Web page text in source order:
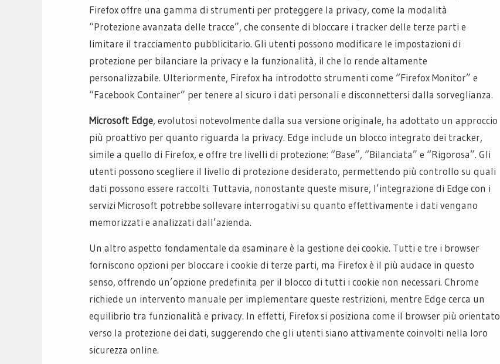
Firefox offre una gamma di strumenti per proteggere la privacy, come la modalità
“Protezione avanzata delle tracce”, che consente di bloccare i tracker delle terze parti e
limitare il tracciamento pubblicitario. Gli utenti possono modificare le impostazioni di
protezione per bilanciare la privacy e la funzionalità, il che lo rende altamente
personalizzabile. Ulteriormente, Firefox ha introdotto strumenti come “Firefox Monitor” e
“Facebook Container” per tenere al sicuro i dati personali e disconnettersi dalla sorveglianza.
Microsoft Edge, evolutosi notevolmente dalla sua versione originale, ha adottato un approccio
più proattivo per quanto riguarda la privacy. Edge include un blocco integrato dei tracker,
simile a quello di Firefox, e offre tre livelli di protezione: “Base”, “Bilanciata” e “Rigorosa”. Gli
utenti possono scegliere il livello di protezione desiderato, permettendo più controllo su quali
dati possono essere raccolti. Tuttavia, nonostante queste misure, l’integrazione di Edge con i
servizi Microsoft potrebbe sollevare interrogativi su quanto effettivamente i dati vengano
memorizzati e analizzati dall’azienda.
Un altro aspetto fondamentale da esaminare è la gestione dei cookie. Tutti e tre i browser
forniscono opzioni per bloccare i cookie di terze parti, ma Firefox è il più audace in questo
senso, offrendo un’opzione predefinita per il blocco di tutti i cookie non necessari. Chrome
richiede un intervento manuale per implementare queste restrizioni, mentre Edge cerca un
equilibrio tra funzionalità e privacy. In effetti, Firefox si posiziona come il browser più orientato
verso la protezione dei dati, suggerendo che gli utenti siano attivamente coinvolti nella loro
sicurezza online.